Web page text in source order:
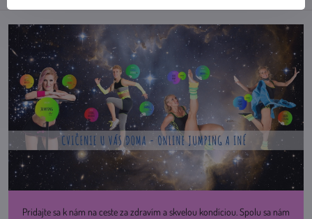
Pridajte sa k nám na ceste za zdravím a skvelou kondíciou. Spolu sa nám